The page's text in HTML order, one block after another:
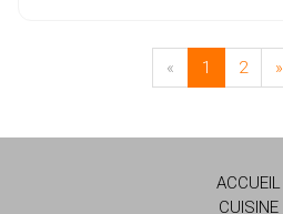
« 1 2 »
ACCUEIL
CUISINE